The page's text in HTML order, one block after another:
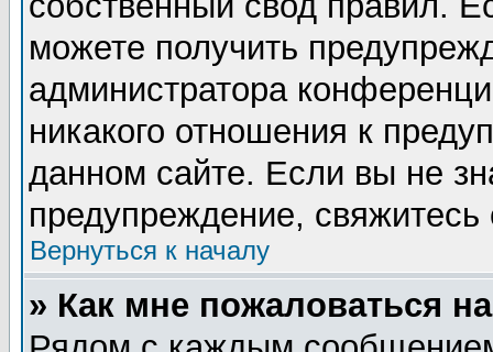
можете получить
администратора
никакого отношения к
данном сайте. Если вы не
предупреждение,
Вернуться к началу
» Как мне пожаловаться